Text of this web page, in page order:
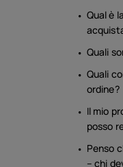
Qual è
Quali
Quali
ordine?
Il mio
posso
Penso
– chi